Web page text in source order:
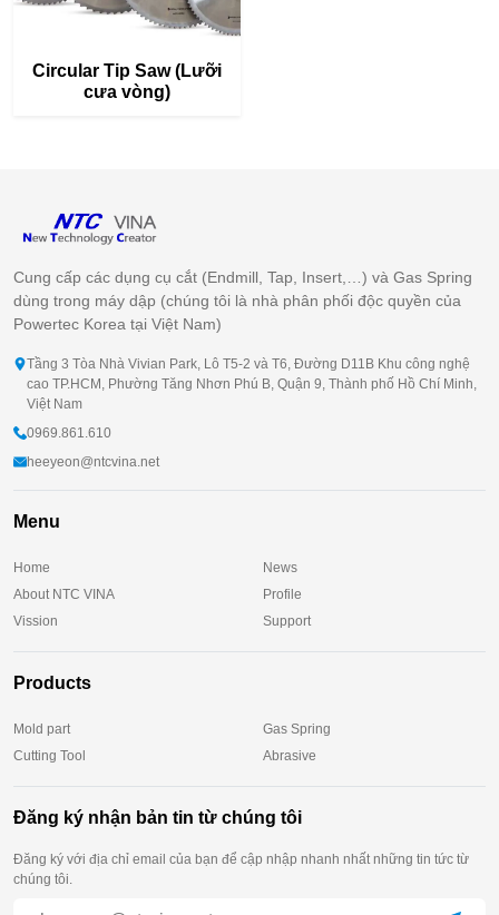
Circular Tip Saw (Lưỡi
cưa vòng)
Cung cấp các dụng cụ cắt (Endmill, Tap, Insert,…) và Gas Spring
dùng trong máy dập (chúng tôi là nhà phân phối độc quyền của
Powertec Korea tại Việt Nam)
Tầng 3 Tòa Nhà Vivian Park, Lô T5-2 và T6, Đường D11B Khu công nghệ
cao TP.HCM, Phường Tăng Nhơn Phú B, Quận 9, Thành phố Hồ Chí Minh,
Việt Nam
0969.861.610
heeyeon@ntcvina.net
Menu
Home
News
About NTC VINA
Profile
Vission
Support
Products
Mold part
Gas Spring
Cutting Tool
Abrasive
Đăng ký nhận bản tin từ chúng tôi
Đăng ký với địa chỉ email của bạn để cập nhập nhanh nhất những tin tức từ
chúng tôi.